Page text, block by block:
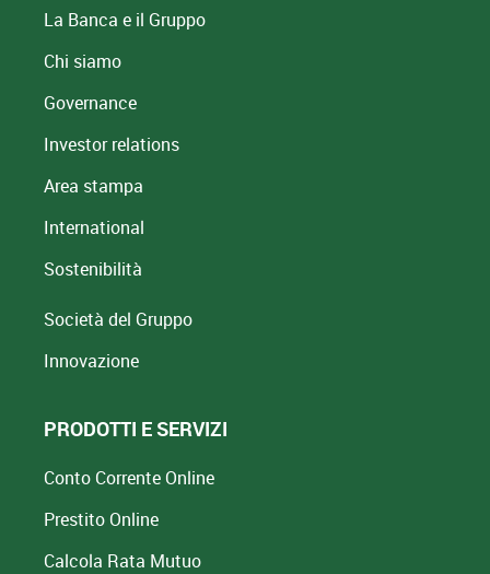
La Banca e il Gruppo
Chi siamo
Governance
Investor relations
Area stampa
International
Sostenibilità
Società del Gruppo
Innovazione
PRODOTTI E SERVIZI
Conto Corrente Online
Prestito Online
Calcola Rata Mutuo